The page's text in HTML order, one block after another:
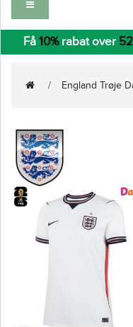
Få 10%rabat over
England Trøje